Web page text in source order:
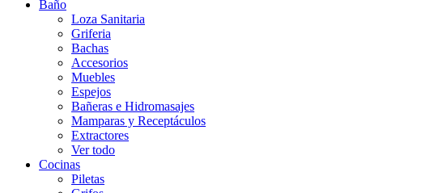
Baño
Loza Sanitaria
Griferia
Bachas
Accesorios
Muebles
Espejos
Bañeras e Hidromasajes
Mamparas y Receptáculos
Extractores
Ver todo
Cocinas
Piletas